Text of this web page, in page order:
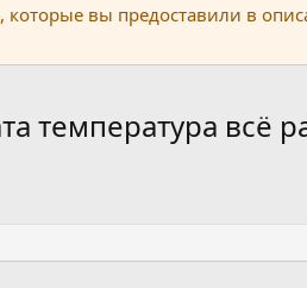
вы предоставили в
температура всё